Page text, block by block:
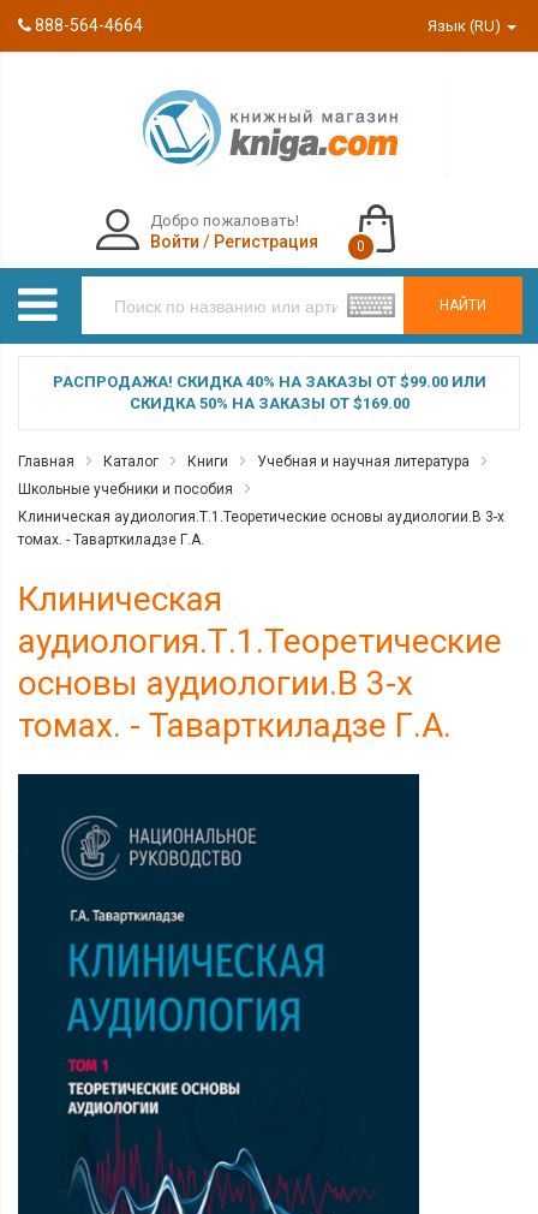
888-564-4664 Язык (RU)
НАЙТИ
Добро пожаловать!
Войти / Регистрация 0
РАСПРОДАЖА! СКИДКА 40% НА ЗАКАЗЫ ОТ $99.00 ИЛИ
СКИДКА 50% НА ЗАКАЗЫ ОТ $169.00
Главная Каталог Книги
Учебная и научная литература
Школьные учебники и пособия
Клиническая аудиология.Т.1.Теоретические основы аудиологии.В 3-х
томах. - Таварткиладзе Г.А.
Клиническая
аудиология.Т.1.Теоретические
основы аудиологии.В 3-х
томах. - Таварткиладзе Г.А.